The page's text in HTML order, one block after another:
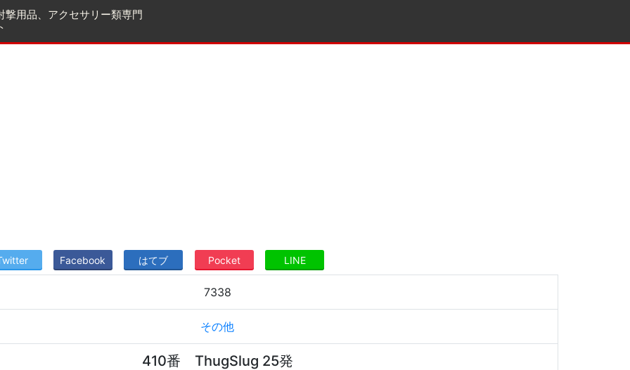
撃用品、アクセサリー類専門
Facebook はてブ Pocket LINE
7338
その他
410番 ThugSlug 25発